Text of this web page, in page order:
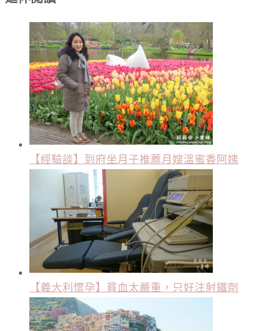
【經驗談】到府坐月子推薦月嫂溫蜜香阿姨
【義大利懷孕】貧血太嚴重，只好注射鐵劑